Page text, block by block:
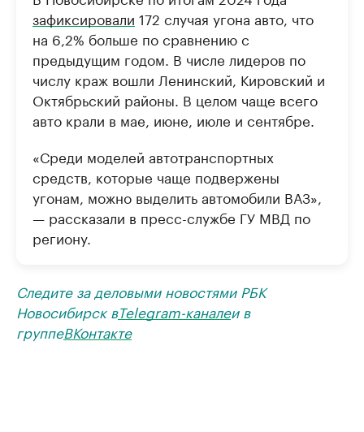
зафиксировали 172 случая угона авто, что
на 6,2% больше по сравнению с
предыдущим годом. В числе лидеров по
числу краж вошли Ленинский, Кировский и
Октябрьский районы. В целом чаще всего
авто крали в мае, июне, июле и сентябре.
«Среди моделей автотранспортных
средств, которые чаще подвержены
угонам, можно выделить автомобили ВАЗ»,
— рассказали в пресс-службе ГУ МВД по
региону.
Следите за деловыми новостями РБК
Новосибирск вTelegram-каналеи в
группеВКонтакте